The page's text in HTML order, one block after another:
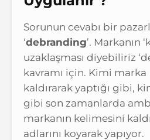
Sorunun cevabı bir
‘debranding’. Markanın
uzaklaşması diyebiliriz
kavramı için. Kimi
kaldırarak yaptığı gibi,
gibi son zamanlarda
markanın kelimesini
adlarını koyarak yapıyor.